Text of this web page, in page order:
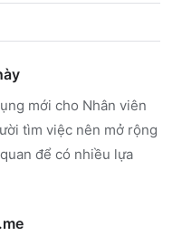
mới cho Nhân viên
tìm việc nên mở rộng
để có nhiều lựa